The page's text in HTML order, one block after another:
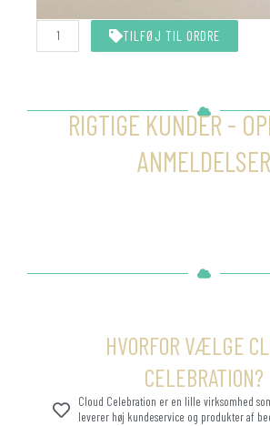
Hvid
10
TILFØJ TIL ORDRE
RIGTIGE KUNDER -
ANMELDELSER
HVORFOR VÆLGE
CELEBRATION?
Cloud Celebration er en lille virksomhed
leverer høj kundeservice og produkter af